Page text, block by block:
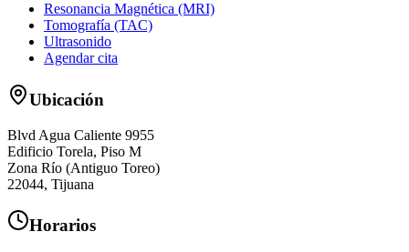
Resonancia Magnética (MRI)
Tomografía (TAC)
Ultrasonido
Agendar cita
Ubicación
Blvd Agua Caliente 9955
Edificio Torela, Piso M
Zona Río (Antiguo Toreo)
22044, Tijuana
Horarios